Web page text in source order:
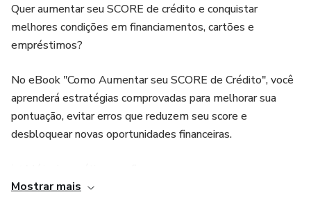
Quer aumentar seu SCORE de crédito e conquistar
melhores condições em financiamentos, cartões e
empréstimos?
No eBook "Como Aumentar seu SCORE de Crédito", você
aprenderá estratégias comprovadas para melhorar sua
pontuação, evitar erros que reduzem seu score e
desbloquear novas oportunidades financeiras.
Mostrar mais